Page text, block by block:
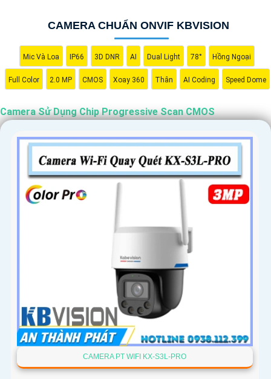
CAMERA CHUẨN ONVIF KBVISION
Mic Và Loa IP66 3D DNR AI Dual Light 78° Hồng Ngoại
Full Color 2.0 MP CMOS Xoay 360 Thân AI Coding Speed Dome
Camera Sử Dụng Chip Progressive Scan CMOS
CAMERA PT WIFI KX-S3L-PRO